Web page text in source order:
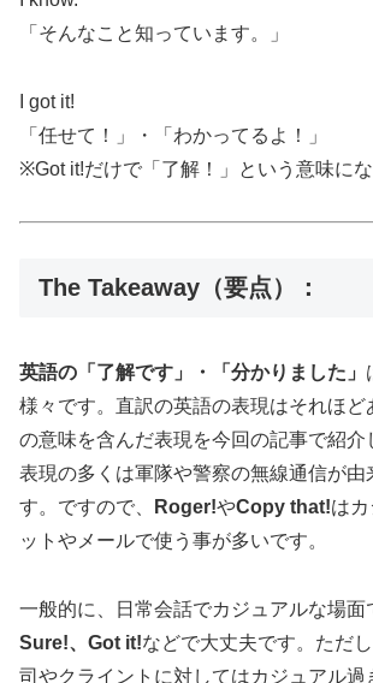
「そんなこと知っています。」
I got it!
「任せて！」・「わかってるよ！」
※Got it!だけで「了解！」という意味にな
The Takeaway（要点）：
英語の「了解です」・「分かりました」
様々です。直訳の英語の表現はそれほど
の意味を含んだ表現を今回の記事で紹介
表現の多くは軍隊や警察の無線通信が由
す。ですので、
Roger!やCopy that!は
ットやメールで使う事が多いです。
一般的に、日常会話でカジュアルな場面
Sure!、Got it!などで大丈夫です。ただ
司やクライントに対してはカジュアル過